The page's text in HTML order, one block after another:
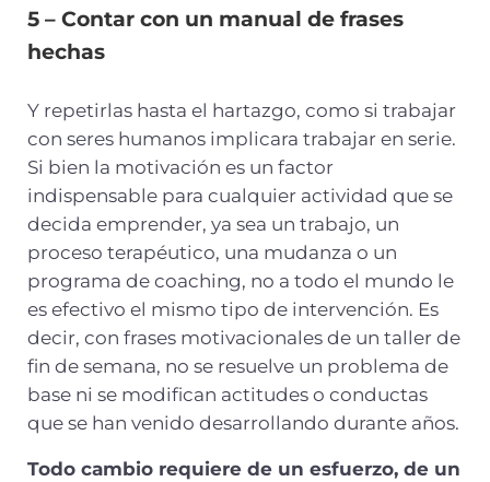
5 – Contar con un manual de frases
hechas
Y repetirlas hasta el hartazgo, como si trabajar
con seres humanos implicara trabajar en serie.
Si bien la motivación es un factor
indispensable para cualquier actividad que se
decida emprender, ya sea un trabajo, un
proceso terapéutico, una mudanza o un
programa de coaching, no a todo el mundo le
es efectivo el mismo tipo de intervención. Es
decir, con frases motivacionales de un taller de
fin de semana, no se resuelve un problema de
base ni se modifican actitudes o conductas
que se han venido desarrollando durante años.
Todo cambio requiere de un esfuerzo, de un